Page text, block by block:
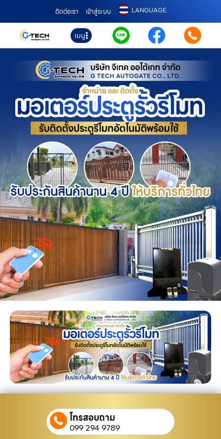
ติดต่อเรา เข้าสู่ระบบ LANGUAGE
เมนู
โทรสอบถาม
099 294 9789